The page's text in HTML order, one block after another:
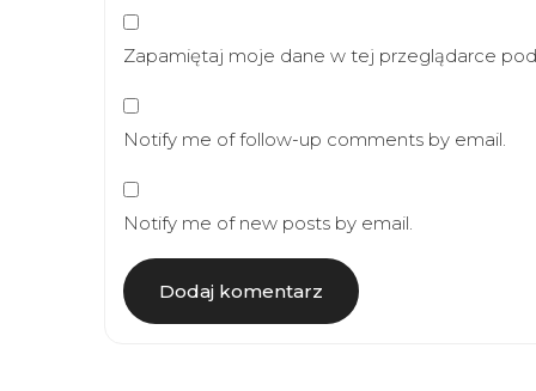
Zapamiętaj moje dane w tej przeglądarce
Notify me of follow-up comments by email.
Notify me of new posts by email.